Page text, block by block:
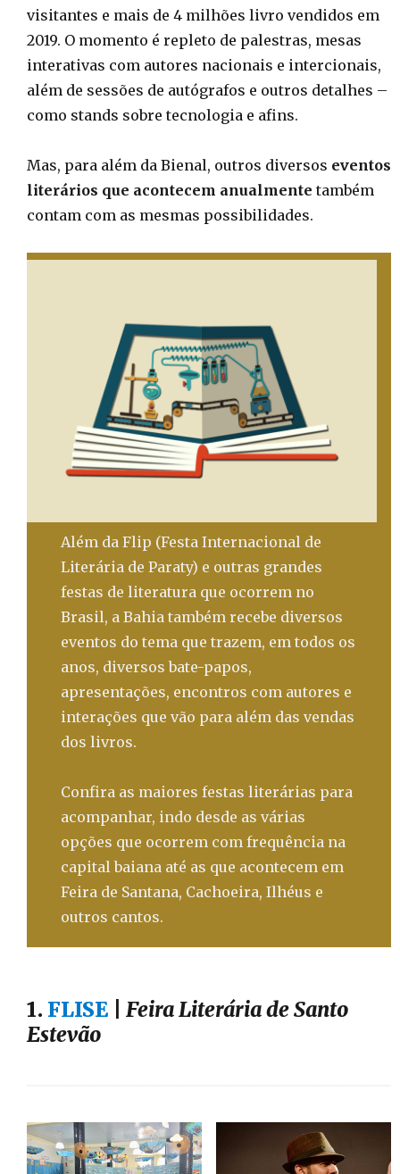
visitantes e mais de 4 milhões livro vendidos em
2019. O momento é repleto de palestras, mesas
interativas com autores nacionais e intercionais,
além de sessões de autógrafos e outros detalhes –
como stands sobre tecnologia e afins.
Mas, para além da Bienal, outros diversos eventos
literários que acontecem anualmente também
contam com as mesmas possibilidades.
Além da Flip (Festa Internacional de
Literária de Paraty) e outras grandes
festas de literatura que ocorrem no
Brasil, a Bahia também recebe diversos
eventos do tema que trazem, em todos os
anos, diversos bate-papos,
apresentações, encontros com autores e
interações que vão para além das vendas
dos livros.
Confira as maiores festas literárias para
acompanhar, indo desde as várias
opções que ocorrem com frequência na
capital baiana até as que acontecem em
Feira de Santana, Cachoeira, Ilhéus e
outros cantos.
1. FLISE
Feira Literária de Santo
Estevão